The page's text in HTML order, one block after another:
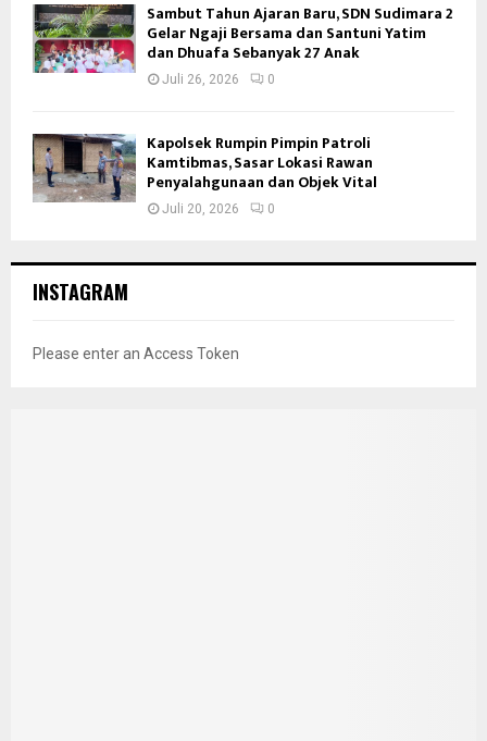
Sambut Tahun Ajaran Baru, SDN Sudimara 2
Gelar Ngaji Bersama dan Santuni Yatim
dan Dhuafa Sebanyak 27 Anak
Juli 26, 2026 0
Kapolsek Rumpin Pimpin Patroli
Kamtibmas, Sasar Lokasi Rawan
Penyalahgunaan dan Objek Vital
Juli 20, 2026 0
INSTAGRAM
Please enter an Access Token